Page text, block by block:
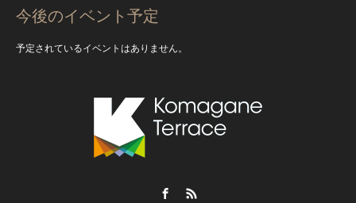
今後のイベント予定
予定されているイベントはありません。